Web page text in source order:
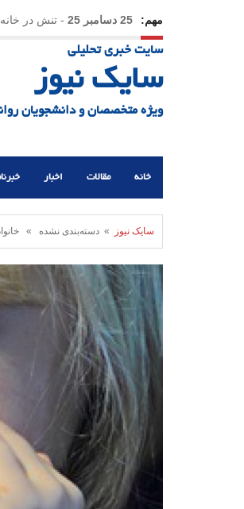
مهم: 25 دسامبر 25 - تنش در
23 دسامبر 25
سایت خبری تحلیلی
سایک نیوز
ویژه متخصصان و دانشجویان
خانه مقالات اخبار
سایک نیوز » دسته‌بندی نشده »